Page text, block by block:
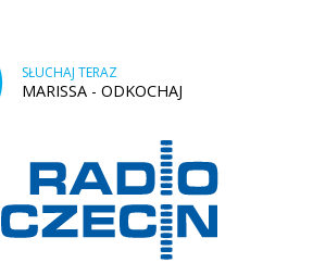
SŁUCHAJ TERAZ
MARISSA - ODKOCHAJ